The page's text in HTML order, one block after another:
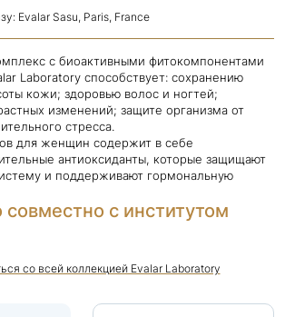
Evalar Sasu, Paris, France
с биоактивными фитокомпонентами
Laboratory способствует: сохранению
кожи; здоровью волос и ногтей;
изменений; защите организма от
стресса.
для женщин содержит в себе
антиоксиданты, которые защищают
и поддерживают гормональную
совместно с институтом
со всей коллекцией Evalar Laboratory